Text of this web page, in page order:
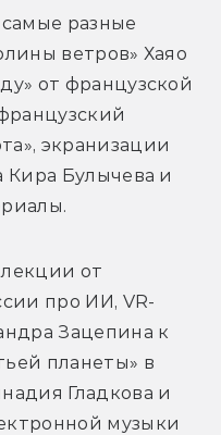
разные
ветров» Хаяо
от французской
экранизации
Кира Булычева и
от
про ИИ, VR-
Зацепина к
планеты» в
Гладкова и
музыки